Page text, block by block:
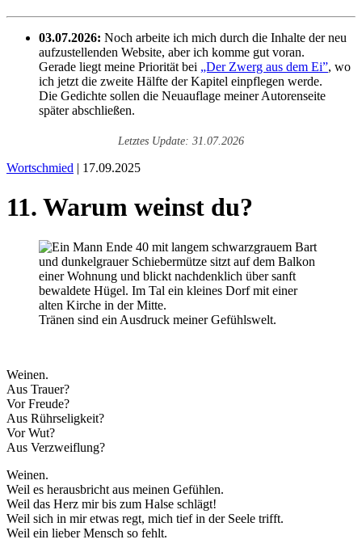
03.07.2026: Noch arbeite ich mich durch die Inhalte der neu
aufzustellenden Website, aber ich komme gut voran.
Gerade liegt meine Priorität bei „Der Zwerg aus dem Ei”, wo
ich jetzt die zweite Hälfte der Kapitel einpflegen werde.
Die Gedichte sollen die Neuauflage meiner Autorenseite
später abschließen.
Letztes Update: 31.07.2026
Wortschmied | 17.09.2025
11. Warum weinst du?
Tränen sind ein Ausdruck meiner Gefühlswelt.
Weinen.
Aus Trauer?
Vor Freude?
Aus Rührseligkeit?
Vor Wut?
Aus Verzweiflung?
Weinen.
Weil es herausbricht aus meinen Gefühlen.
Weil das Herz mir bis zum Halse schlägt!
Weil sich in mir etwas regt, mich tief in der Seele trifft.
Weil ein lieber Mensch so fehlt.